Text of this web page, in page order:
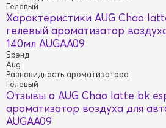
Гелевый
Характеристики AUG Chao
гелевый ароматизатор
140мл AUGAA09
Брэнд
Aug
Разновидность ароматизатора
Гелевый
Отзывы о AUG Chao latte bk
ароматизатор воздуха для
AUGAA09